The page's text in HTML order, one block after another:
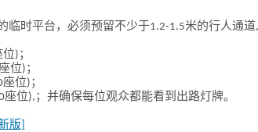
临时平台，必须预留不少于1.2-1.5米的行人通
)；
)；
位)；
),；并确保每位观众都能看到出路灯牌。
版]